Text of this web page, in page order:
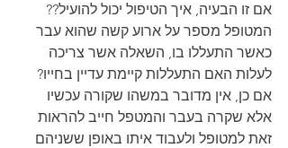
אם זו הבעיה, איך הטיפול יכול להועיל??
המטופל מספר על ארוע קשה שהוא עבר
כאשר התעללו בו, השאלה אשר צריכה
לעלות האם התעללות קיימת עדיין בחייו?
אם כן, אין מדובר במשהו שקורה עכשיו
אלא שקרה בעבר והמטפל חייב להראות
זאת למטופל ולעבוד איתו באופן ששניהם